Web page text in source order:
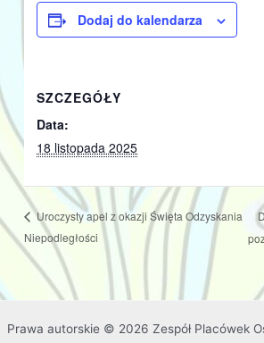
Dodaj do kalendarza
SZCZEGÓŁY
Data:
18 listopada 2025
Uroczysty apel z okazji Święta Odzyskania
Niepodległości
Prawa autorskie © 2026 Zespół Placówek